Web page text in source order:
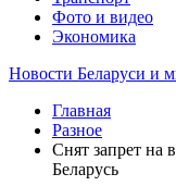
Фото и видео
Экономика
Новости Беларуси и
Главная
Разное
Снят запрет на
Беларусь